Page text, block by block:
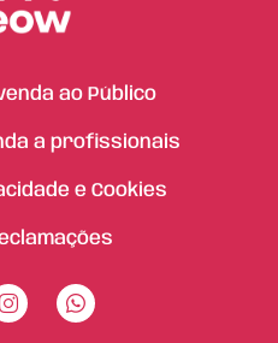
ao Público
a profissionais
e Cookies